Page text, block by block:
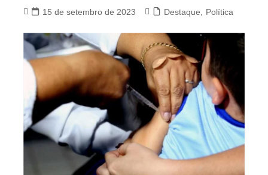
15 de setembro de 2023 Destaque Política